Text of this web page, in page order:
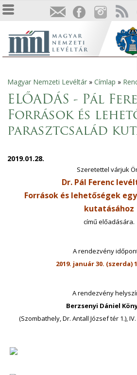
Jelenlegi
hely
Magyar Nemzeti Levéltár » Címlap »
ELŐADÁS - Pál
Források és
parasztcsalád
2019.01.28.
Szeretettel várjuk
Dr. Pál Ferenc
Források és lehetőségek
kutatásához
című előadására.
A rendezvény
2019. január 30. (szerda)
A rendezvény
Berzsenyi Dániel
(Szombathely, Dr. Antall József tér 1.),